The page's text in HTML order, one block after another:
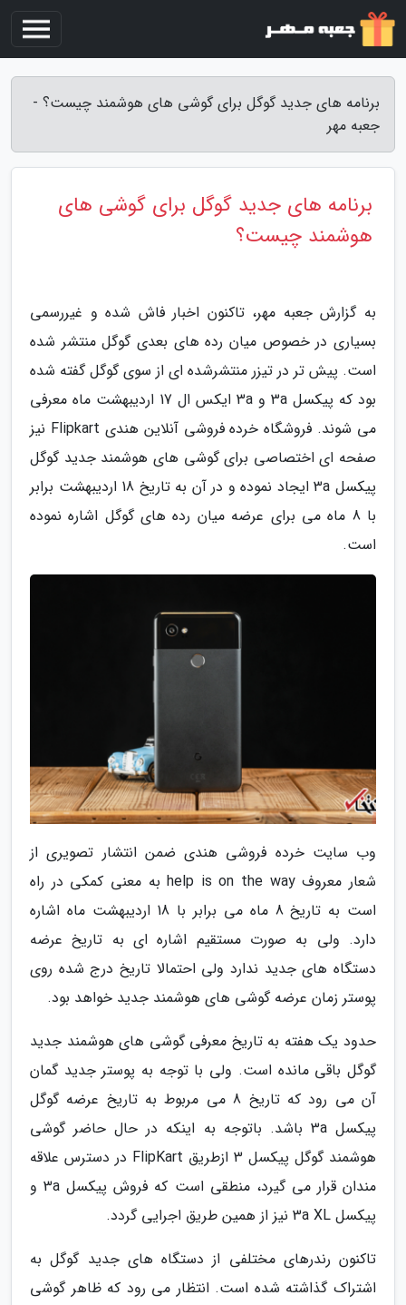
برنامه های جدید گوگل برای گوشی های هوشمند چیست؟ -
جعبه مهر
برنامه های جدید گوگل برای گوشی های
هوشمند چیست؟
به گزارش جعبه مهر، تاکنون اخبار فاش شده و غیررسمی
بسیاری در خصوص میان رده های بعدی گوگل منتشر شده
است. پیش تر در تیزر منتشرشده ای از سوی گوگل گفته شده
بود که پیکسل 3a و 3a ایکس ال 17 اردیبهشت ماه معرفی
می شوند. فروشگاه خرده فروشی آنلاین هندی Flipkart نیز
صفحه ای اختصاصی برای گوشی های هوشمند جدید گوگل
پیکسل 3a ایجاد نموده و در آن به تاریخ 18 اردیبهشت برابر
با 8 ماه می برای عرضه میان رده های گوگل اشاره نموده
است.
وب سایت خرده فروشی هندی ضمن انتشار تصویری از
شعار معروف help is on the way به معنی کمکی در راه
است به تاریخ 8 ماه می برابر با 18 اردیبهشت ماه اشاره
دارد. ولی به صورت مستقیم اشاره ای به تاریخ عرضه
دستگاه های جدید ندارد ولی احتمالا تاریخ درج شده روی
پوستر زمان عرضه گوشی های هوشمند جدید خواهد بود.
حدود یک هفته به تاریخ معرفی گوشی های هوشمند جدید
گوگل باقی مانده است. ولی با توجه به پوستر جدید گمان
آن می رود که تاریخ 8 می مربوط به تاریخ عرضه گوگل
پیکسل 3a باشد. باتوجه به اینکه در حال حاضر گوشی
هوشمند گوگل پیکسل 3 ازطریق FlipKart در دسترس علاقه
مندان قرار می گیرد، منطقی است که فروش پیکسل 3a و
پیکسل 3a XL نیز از همین طریق اجرایی گردد.
تاکنون رندرهای مختلفی از دستگاه های جدید گوگل به
اشتراک گذاشته شده است. انتظار می رود که ظاهر گوشی